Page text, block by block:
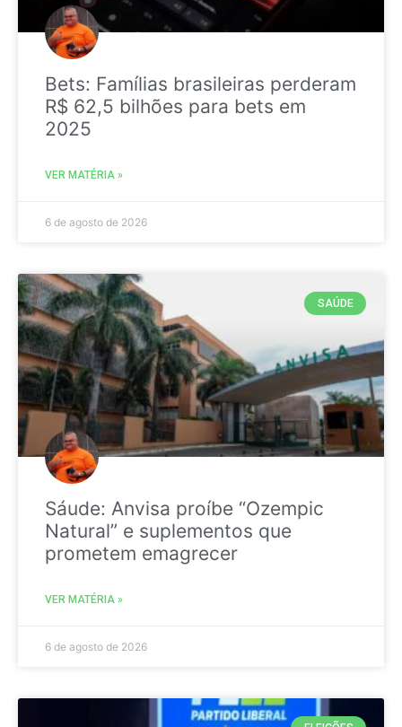
Bets: Famílias brasileiras perderam
R$ 62,5 bilhões para bets em
2025
VER MATÉRIA »
6 de agosto de 2026
SAÚDE
Sáude: Anvisa proíbe “Ozempic
Natural” e suplementos que
prometem emagrecer
VER MATÉRIA »
6 de agosto de 2026